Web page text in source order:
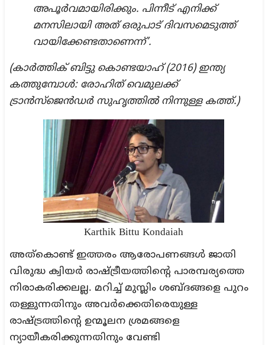
അപൂർവമായിരിക്കും. പിന്നീട് എനിക്ക്
മനസിലായി അത് ഒരുപാട് ദിവസമെടുത്ത്
വായിക്കേണ്ടതാണെന്ന്’.
(കാർത്തിക് ബിട്ടു കൊണ്ടയാഹ് (2016) ഇന്ത്യ
കത്തുമ്പോൾ: രോഹിത് വെമുലക്ക്
ട്രാൻസ്‍ജെൻഡർ സുഹൃത്തിൽ നിന്നുള്ള കത്ത്.)
Karthik Bittu Kondaiah
അത്കൊണ്ട് ഇത്തരം ആരോപണങ്ങൾ ജാതി
വിരുദ്ധ ക്വിയർ രാഷ്ട്രീയത്തിന്റെ പാരമ്പര്യത്തെ
നിരാകരിക്കലല്ല. മറിച്ച് മുസ്ലിം ശബ്ദങ്ങളെ പുറം
തള്ളുന്നതിനും അവർക്കെതിരെയുള്ള
രാഷ്ട്രത്തിന്റെ ഉന്മൂലന ശ്രമങ്ങളെ
ന്യായീകരിക്കുന്നതിനും വേണ്ടി